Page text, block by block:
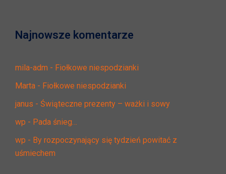
Najnowsze komentarze
mila-adm - Fiołkowe niespodzianki
Marta - Fiołkowe niespodzianki
janus - Świąteczne prezenty – ważki i sowy
wp - Pada śnieg…
wp - By rozpoczynający się tydzień powitać z
uśmiechem